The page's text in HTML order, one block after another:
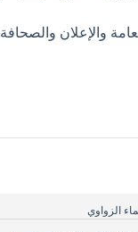
والإعلان والصحافة.
الزواوي